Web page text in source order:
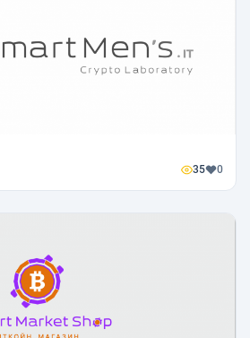
35 0